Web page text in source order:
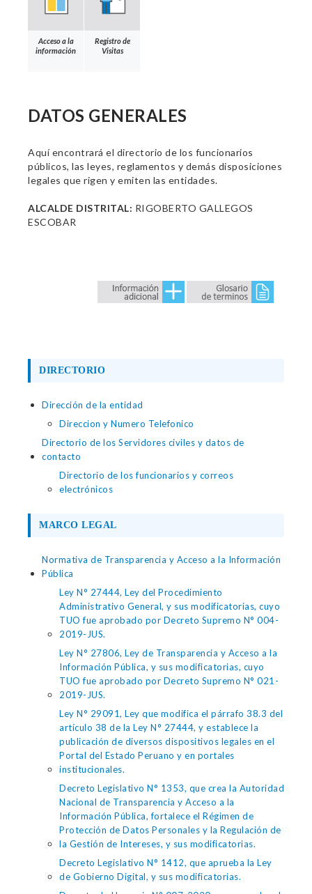
Acceso a la
información
Registro de
Visitas
DATOS GENERALES
Aquí encontrará el directorio de los funcionarios
públicos, las leyes, reglamentos y demás disposiciones
legales que rigen y emiten las entidades.
ALCALDE DISTRITAL: RIGOBERTO GALLEGOS
ESCOBAR
DIRECTORIO
Dirección de la entidad
Direccion y Numero Telefonico
Directorio de los Servidores civiles y datos de
contacto
Directorio de los funcionarios y correos
electrónicos
MARCO LEGAL
Normativa de Transparencia y Acceso a la Información
Pública
Ley N° 27444, Ley del Procedimiento
Administrativo General, y sus modificatorias, cuyo
TUO fue aprobado por Decreto Supremo N° 004-
2019-JUS.
Ley N° 27806, Ley de Transparencia y Acceso a la
Información Pública, y sus modificatorias, cuyo
TUO fue aprobado por Decreto Supremo N° 021-
2019-JUS.
Ley N° 29091, Ley que modifica el párrafo 38.3 del
artículo 38 de la Ley N° 27444, y establece la
publicación de diversos dispositivos legales en el
Portal del Estado Peruano y en portales
institucionales.
Decreto Legislativo N° 1353, que crea la Autoridad
Nacional de Transparencia y Acceso a la
Información Pública, fortalece el Régimen de
Protección de Datos Personales y la Regulación de
la Gestión de Intereses, y sus modificatorias.
Decreto Legislativo N° 1412, que aprueba la Ley
de Gobierno Digital, y sus modificatorias.